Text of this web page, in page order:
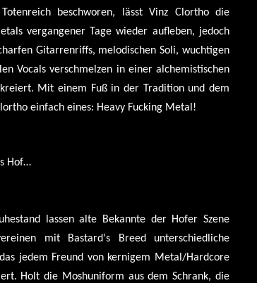
beschworen, lässt Vinz Clortho die
vergangener Tage wieder aufleben, jedoch
Gitarrenriffs, melodischen Soli, wuchtigen
Vocals verschmelzen in einer alchemistischen
Mit einem Fuß in der Tradition und dem
einfach eines: Heavy Fucking Metal!
Hof…
lassen alte Bekannte der Hofer Szene
mit Bastard‘s Breed unterschiedliche
jedem Freund von kernigem Metal/Hardcore
Holt die Moshuniform aus dem Schrank, die